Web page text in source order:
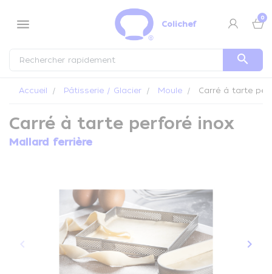
menu Colichef
0
search
Accueil Pâtisserie / Glacier Moule Carré à tarte
Carré à tarte perforé inox
Mallard ferrière
Précédent
keyboard_arrow_left keyboard_arrow_right